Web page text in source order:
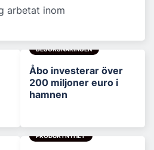
arbetat inom
BESÖKSNÄRINGEN
Åbo investerar över
200 miljoner euro i
hamnen
PRODUKTNYHET